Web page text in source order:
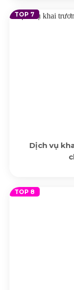
Dịch vụ